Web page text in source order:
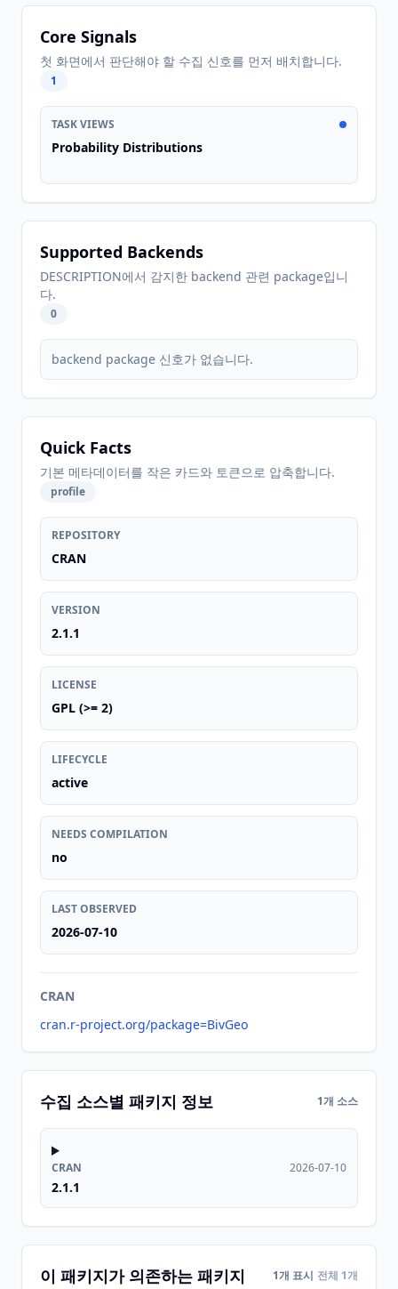
Core Signals
첫 화면에서 판단해야 할 수집 신호를 먼저 배치합니다.
1
TASK VIEWS
Probability Distributions
Supported Backends
DESCRIPTION에서 감지한 backend 관련 package입니
다.
0
backend package 신호가 없습니다.
Quick Facts
기본 메타데이터를 작은 카드와 토큰으로 압축합니다.
profile
REPOSITORY
CRAN
VERSION
2.1.1
LICENSE
GPL (>= 2)
LIFECYCLE
active
NEEDS COMPILATION
no
LAST OBSERVED
2026-07-10
CRAN
cran.r-project.org/package=BivGeo
수집 소스별 패키지 정보 1개 소스
CRAN
2.1.1
2026-07-10
이 패키지가 의존하는 패키지 1개 표시 전체 1개